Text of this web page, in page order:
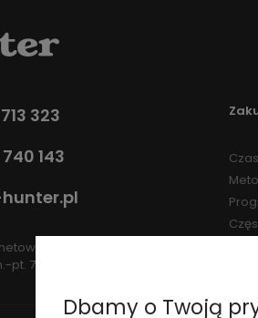
323
143
pn.-pt 7.30-15.30
7.30-15.30
Dbamy o Twoją